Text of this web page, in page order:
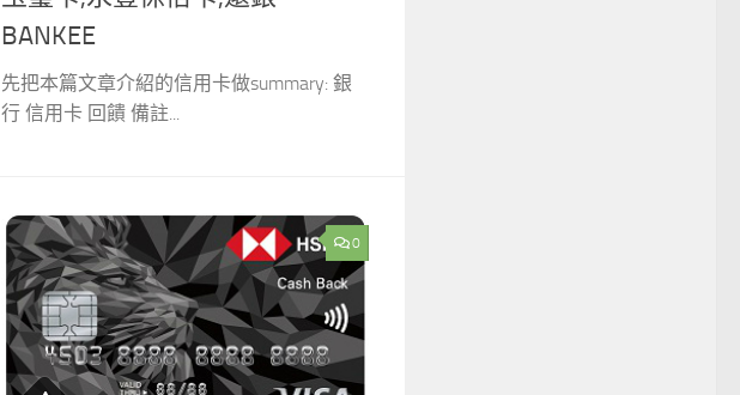
BANKEE
先把本篇文章介紹的信用卡做summary: 銀
行 信用卡 回饋 備註...
0